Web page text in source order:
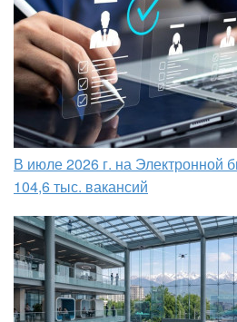
В июле 2026 г. на Электронной
104,6 тыс. вакансий